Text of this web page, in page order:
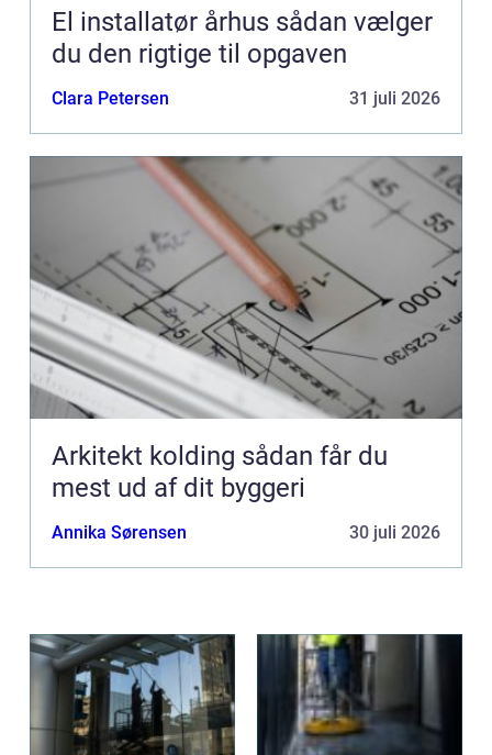
El installatør århus sådan vælger
du den rigtige til opgaven
Clara Petersen 31 juli 2026
Arkitekt kolding sådan får du
mest ud af dit byggeri
Annika Sørensen 30 juli 2026